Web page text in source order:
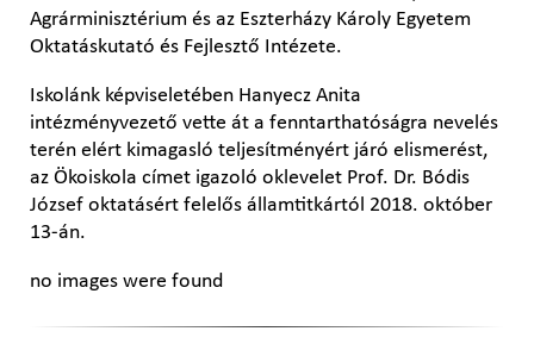
Agrárminisztérium és az Eszterházy Károly Egyetem
Oktatáskutató és Fejlesztő Intézete.
Iskolánk képviseletében Hanyecz Anita
intézményvezető vette át a fenntarthatóságra nevelés
terén elért kimagasló teljesítményért járó elismerést,
az Ökoiskola címet igazoló oklevelet Prof. Dr. Bódis
József oktatásért felelős államtitkártól 2018. október
13-án.
no images were found